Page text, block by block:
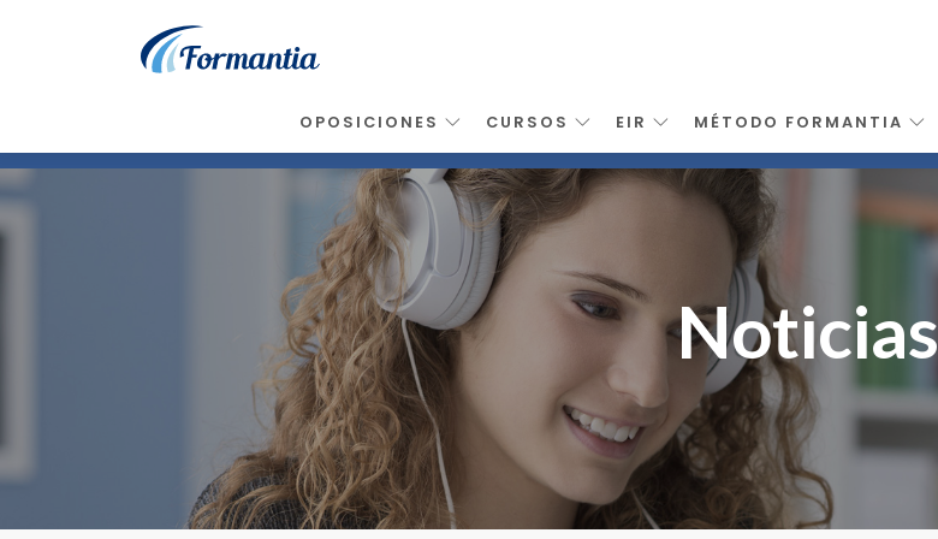
Noticias
OPOSICIONES CURSOS EIR MÉTODO FORMANTIA